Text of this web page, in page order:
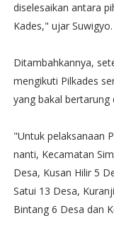
diselesaikan antara
Kades," ujar Suwigyo.
Ditambahkannya,
mengikuti Pilkades
yang bakal bertarung
"Untuk pelaksanaan
nanti, Kecamatan
Desa, Kusan Hilir 5
Satui 13 Desa,
Bintang 6 Desa dan